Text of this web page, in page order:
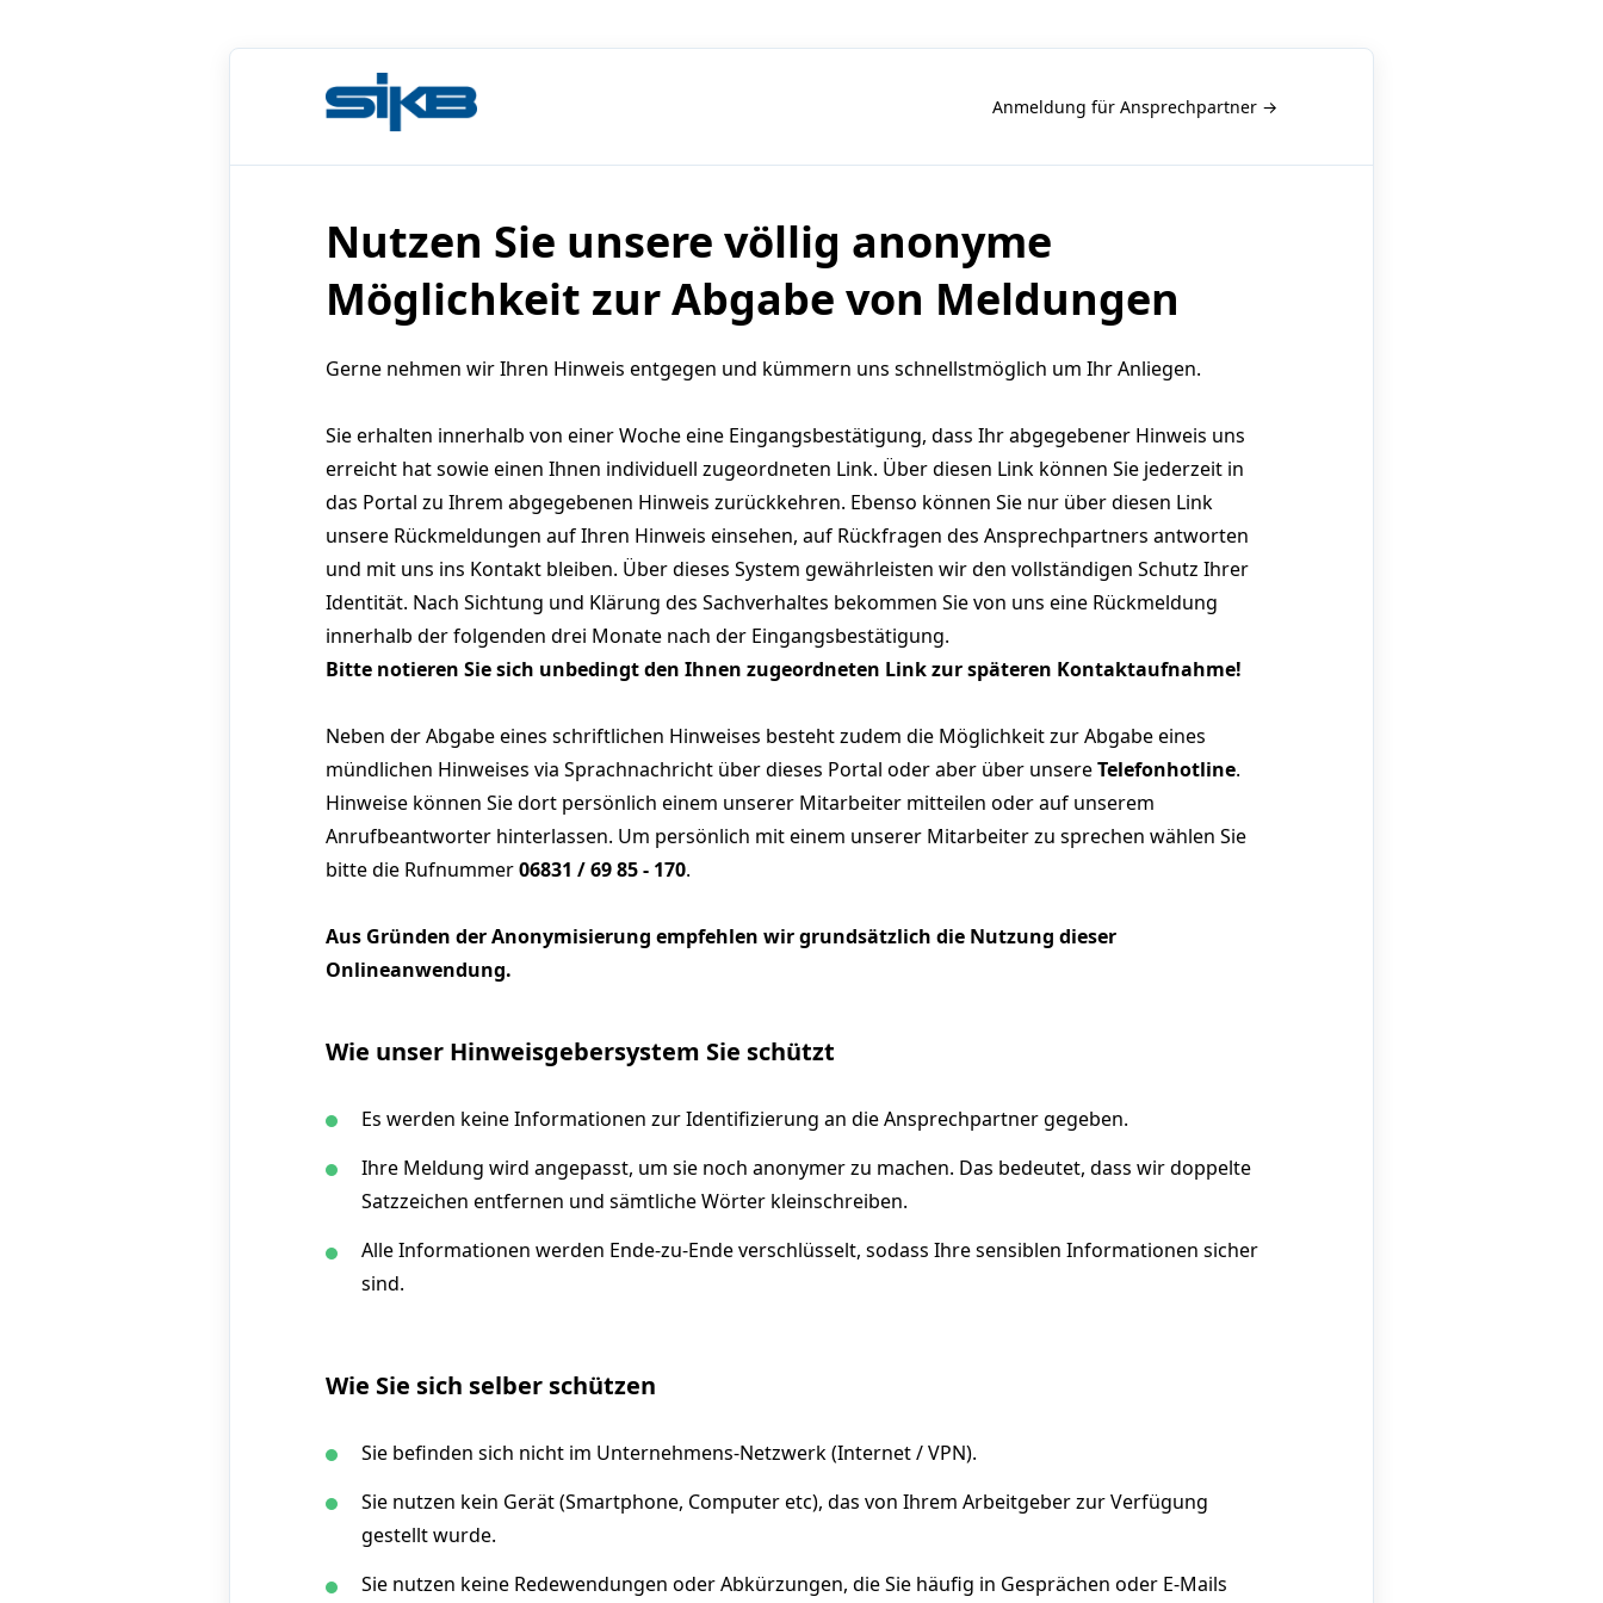
Anmeldung für Ansprechpartner →
Nutzen Sie unsere völlig anonyme
Möglichkeit zur Abgabe von Meldungen
Gerne nehmen wir Ihren Hinweis entgegen und kümmern uns schnellstmöglich um Ihr Anliegen.
Sie erhalten innerhalb von einer Woche eine Eingangsbestätigung, dass Ihr abgegebener Hinweis uns
erreicht hat sowie einen Ihnen individuell zugeordneten Link. Über diesen Link können Sie jederzeit in
das Portal zu Ihrem abgegebenen Hinweis zurückkehren. Ebenso können Sie nur über diesen Link
unsere Rückmeldungen auf Ihren Hinweis einsehen, auf Rückfragen des Ansprechpartners antworten
und mit uns ins Kontakt bleiben. Über dieses System gewährleisten wir den vollständigen Schutz Ihrer
Identität. Nach Sichtung und Klärung des Sachverhaltes bekommen Sie von uns eine Rückmeldung
innerhalb der folgenden drei Monate nach der Eingangsbestätigung.
Bitte notieren Sie sich unbedingt den Ihnen zugeordneten Link zur späteren Kontaktaufnahme!
Neben der Abgabe eines schriftlichen Hinweises besteht zudem die Möglichkeit zur Abgabe eines
mündlichen Hinweises via Sprachnachricht über dieses Portal oder aber über unsereTelefonhotline.
Hinweise können Sie dort persönlich einem unserer Mitarbeiter mitteilen oder auf unserem
Anrufbeantworter hinterlassen. Um persönlich mit einem unserer Mitarbeiter zu sprechen wählen Sie
bitte die Rufnummer06831 / 69 85 - 170.
Aus Gründen der Anonymisierung empfehlen wir grundsätzlich die Nutzung dieser
Onlineanwendung.
Wie unser Hinweisgebersystem Sie schützt
Es werden keine Informationen zur Identifizierung an die Ansprechpartner gegeben.
Ihre Meldung wird angepasst, um sie noch anonymer zu machen. Das bedeutet, dass wir doppelte
Satzzeichen entfernen und sämtliche Wörter kleinschreiben.
Alle Informationen werden Ende-zu-Ende verschlüsselt, sodass Ihre sensiblen Informationen sicher
sind.
Wie Sie sich selber schützen
Sie befinden sich nicht im Unternehmens-Netzwerk (Internet / VPN).
Sie nutzen kein Gerät (Smartphone, Computer etc), das von Ihrem Arbeitgeber zur Verfügung
gestellt wurde.
Sie nutzen keine Redewendungen oder Abkürzungen, die Sie häufig in Gesprächen oder E-Mails